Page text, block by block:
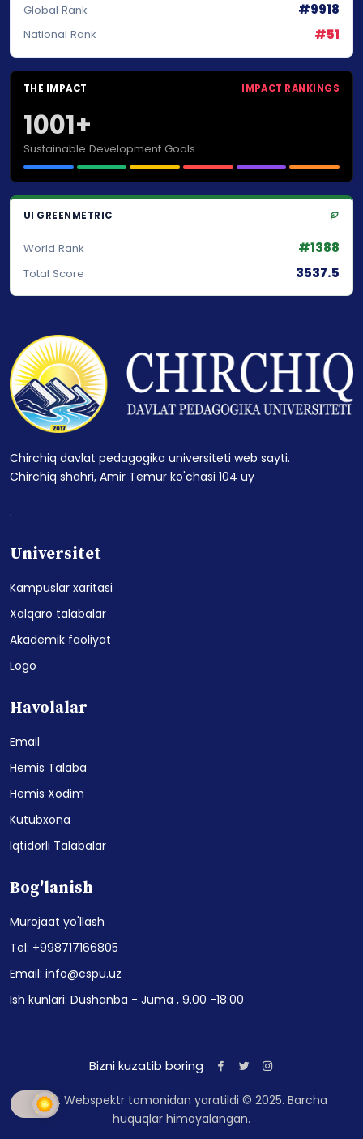
Global Rank #9918
National Rank #51
THE IMPACT IMPACT RANKINGS
1001+
Sustainable Development Goals
UI GREENMETRIC
World Rank #1388
Total Score 3537.5
Chirchiq davlat pedagogika universiteti web sayti.
Chirchiq shahri, Amir Temur ko'chasi 104 uy
.
Universitet
Kampuslar xaritasi
Xalqaro talabalar
Akademik faoliyat
Logo
Havolalar
Email
Hemis Talaba
Hemis Xodim
Kutubxona
Iqtidorli Talabalar
Bog'lanish
Murojaat yo'llash
Tel: +998717166805
Email: info@cspu.uz
Ish kunlari: Dushanba - Juma , 9.00 -18:00
Bizni kuzatib boring
Sayt Webspektr tomonidan yaratildi © 2025. Barcha
huquqlar himoyalangan.